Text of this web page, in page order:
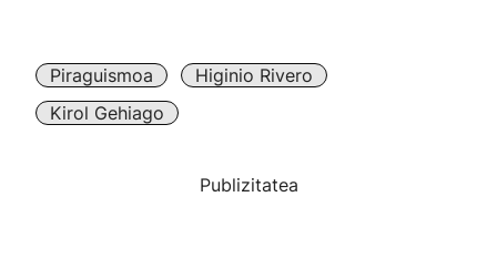
Piraguismoa
Higinio Rivero
Kirol Gehiago
Publizitatea